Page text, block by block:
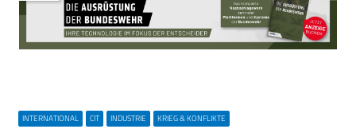
INTERNATIONAL CIT INDUSTRIE
KRIEG & KONFLIKTE